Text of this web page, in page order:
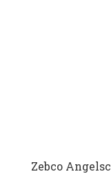
Zebco